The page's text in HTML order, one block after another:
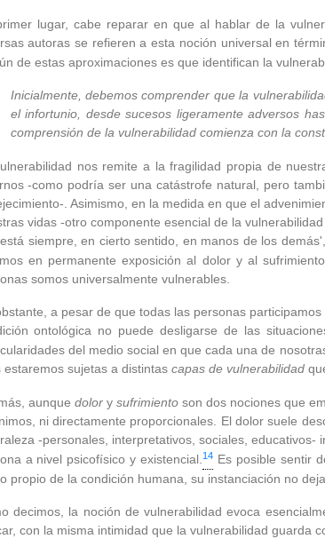
lugar, cabe reparar en que al hablar de la
autoras se refieren a esta noción universal en
de estas aproximaciones es que identifican la
Inicialmente, debemos comprender que la
el infortunio, desde sucesos ligeramente adversos
comprensión de la vulnerabilidad comienza con la
nos remite a la fragilidad propia de
-como podría ser una catástrofe natural, pero
. Asimismo, en la medida en que el
vidas -otro componente esencial de la
siempre, en cierto sentido, en manos de los demás',
en permanente exposición al dolor y al
somos universalmente vulnerables.
a pesar de que todas las personas
ontológica no puede desligarse de las
del medio social en que cada una de
estaremos sujetas a distintas capas de vulnerabilidad
aunque dolory sufrimientoson dos nociones que
ni directamente proporcionales. El dolor suele
-personales, interpretativos, sociales, educativos-
a nivel psicofísico y existencial.14 Es posible sentir
propio de la condición humana, su instanciación no
decimos, la noción de vulnerabilidad evoca
con la misma intimidad que la vulnerabilidad guarda